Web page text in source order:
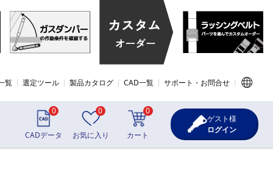
覧 選定ツール 製品カタログ CAD一覧 サポート・お問合せ
0
CADデータ
0
お気に入り
0
カート
ゲスト様
ログイン